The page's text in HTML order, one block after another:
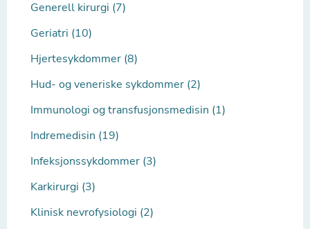
Generell kirurgi (7)
Geriatri (10)
Hjertesykdommer (8)
Hud- og veneriske sykdommer (2)
Immunologi og transfusjonsmedisin (1)
Indremedisin (19)
Infeksjonssykdommer (3)
Karkirurgi (3)
Klinisk nevrofysiologi (2)